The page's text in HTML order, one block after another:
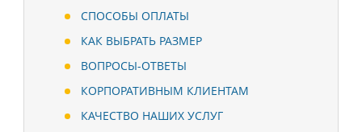
СПОСОБЫ ОПЛАТЫ
КАК ВЫБРАТЬ РАЗМЕР
ВОПРОСЫ-ОТВЕТЫ
КОРПОРАТИВНЫМ КЛИЕНТАМ
КАЧЕСТВО НАШИХ УСЛУГ